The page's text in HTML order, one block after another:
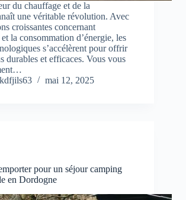
du chauffage et de la
une véritable révolution. Avec
croissantes concernant
la consommation d’énergie, les
s’accélèrent pour offrir
durables et efficaces. Vous vous
mai 12, 2025
pour un séjour camping
en Dordogne